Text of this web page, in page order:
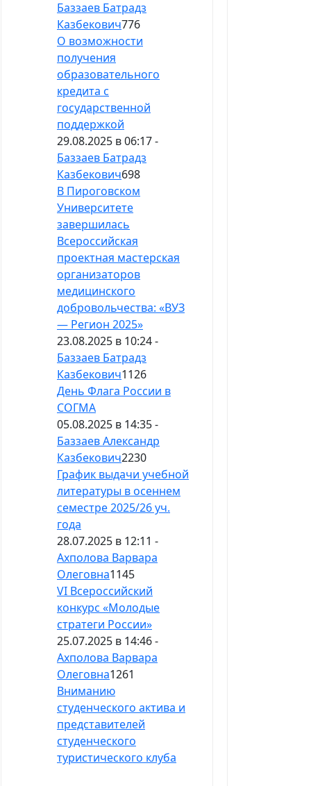
Баззаев Батрадз
Казбекович776
О возможности
получения
образовательного
кредита с
государственной
поддержкой
29.08.2025 в 06:17 -
Баззаев Батрадз
Казбекович698
В Пироговском
Университете
завершилась
Всероссийская
проектная мастерская
организаторов
медицинского
добровольчества: «ВУЗ
— Регион 2025»
23.08.2025 в 10:24 -
Баззаев Батрадз
Казбекович1126
День Флага России в
СОГМА
05.08.2025 в 14:35 -
Баззаев Александр
Казбекович2230
График выдачи учебной
литературы в осеннем
семестре 2025/26 уч.
года
28.07.2025 в 12:11 -
Ахполова Варвара
Олеговна1145
VI Всероссийский
конкурс «Молодые
стратеги России»
25.07.2025 в 14:46 -
Ахполова Варвара
Олеговна1261
Вниманию
студенческого актива и
представителей
студенческого
туристического клуба